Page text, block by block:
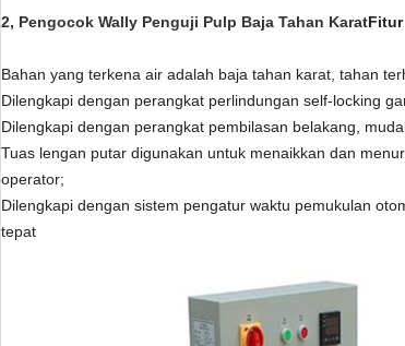
2, Pengocok Wally Penguji Pulp Baja Tahan KaratFitur
Bahan yang terkena air adalah baja tahan karat, tahan
Dilengkapi dengan perangkat perlindungan self-locking
Dilengkapi dengan perangkat pembilasan belakang,
Tuas lengan putar digunakan untuk menaikkan dan
operator;
Dilengkapi dengan sistem pengatur waktu pemukulan
tepat